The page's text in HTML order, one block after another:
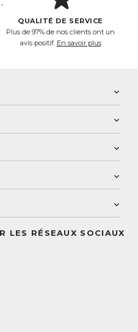
QUALITÉ DE SERVICE
Plus de 97% de nos clients ont un
avis positif. En savoir plus
LES RÉSEAUX SOCIAUX